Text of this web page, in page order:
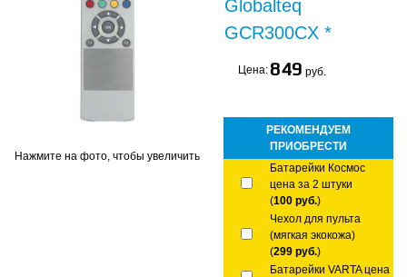
Нажмите на фото, чтобы увеличить
Globalteq
GCR300CX *
Цена: 849 руб.
РЕКОМЕНДУЕМ
ПРИОБРЕСТИ
Батарейки Космос
цена за 2 штуки
(100 руб.)
Чехол для пульта
(мягкая экокожа)
(299 руб.)
Батарейки VARTA цена